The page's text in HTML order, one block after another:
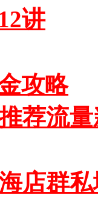
讲
攻略
荐流
店群